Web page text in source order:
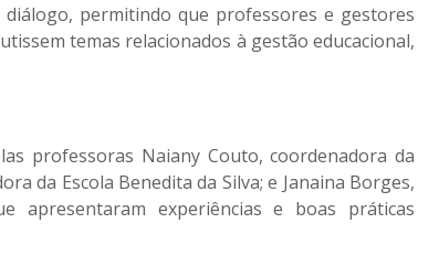
permitindo que professores e gestores
temas relacionados à gestão educacional,
professoras Naiany Couto, coordenadora da
da Escola Benedita da Silva; e Janaina Borges,
apresentaram experiências e boas práticas